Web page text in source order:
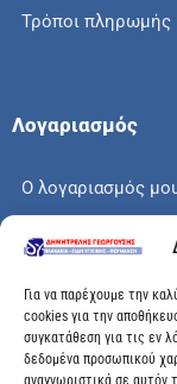
Για να παρέχουμε την
cookies για την
συγκατάθεση για τις εν
δεδομένα προσωπικού
αναγνωριστικά σε αυτόν
Τρόποι πληρωμής
Λογαριασμός
Ο λογαριασμός
Το καλάθι μου
Check out